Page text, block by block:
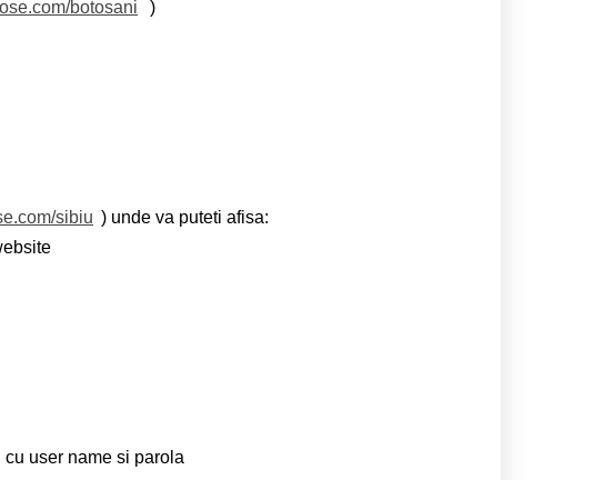
botosani
)
sibiu ) unde va puteti afisa:
user name si parola